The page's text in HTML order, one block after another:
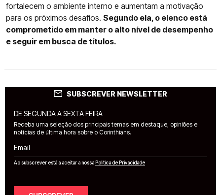
fortalecem o ambiente interno e aumentam a motivação
para os próximos desafios. Segundo ela, o elenco está
comprometido em manter o alto nível de desempenho
e seguir em busca de títulos.
SUBSCREVER NEWSLETTER
DE SEGUNDA A SEXTA FEIRA
Receba uma seleção dos principais temas em destaque, opiniões e
notícias de última hora sobre o Corinthians.
Email
Ao subscrever está a aceitar a nossaPolítica de Privacidade